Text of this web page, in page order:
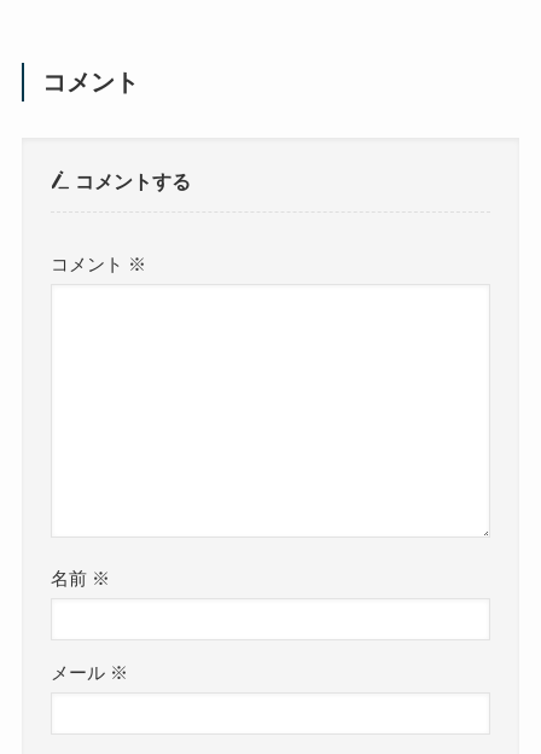
コメント
コメントする
コメント ※
名前 ※
メール ※